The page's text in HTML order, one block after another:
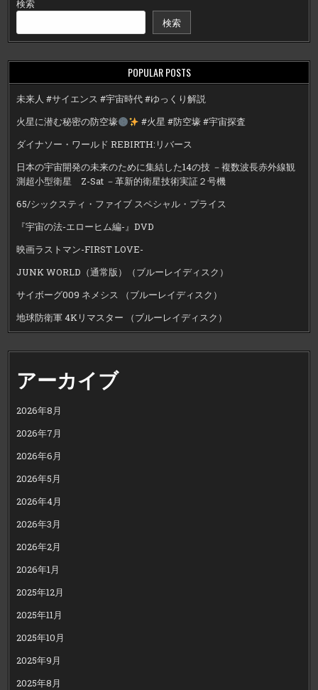
検索
検索
POPULAR POSTS
未来人 #サイエンス #宇宙時代 #ゆっくり解説
火星に潜む秘密の防空壕
#火星 #防空壕 #宇宙探査
ダイナソー・ワールド REBIRTH:リバース
日本の宇宙開発の未来のために集結した14の技 －複数波長赤外線観
測超小型衛星 Z-Sat －革新的衛星技術実証２号機
65/シックスティ・ファイブ スペシャル・プライス
『宇宙の法-エローヒム編-』DVD
映画ラストマン-FIRST LOVE-
JUNK WORLD（通常版）（ブルーレイディスク）
サイボーグ009 ネメシス （ブルーレイディスク）
地球防衛軍 4Kリマスター （ブルーレイディスク）
アーカイブ
2026年8月
2026年7月
2026年6月
2026年5月
2026年4月
2026年3月
2026年2月
2026年1月
2025年12月
2025年11月
2025年10月
2025年9月
2025年8月